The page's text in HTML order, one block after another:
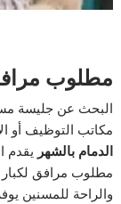
مطلوب
البحث عن جليسة
مكاتب التوظيف أو
الدمام بالشهر يقدم
مطلوب مرافق لكبار
والراحة للمسنين